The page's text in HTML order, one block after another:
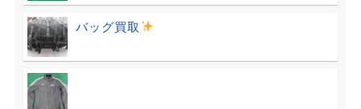
バッグ買取